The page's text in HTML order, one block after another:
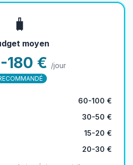
🧳
moyen
180 € /jour
60-100 €
30-50 €
15-20 €
20-30 €